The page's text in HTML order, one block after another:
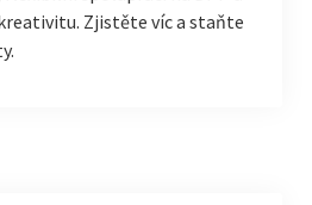
Zjistěte víc a staňte